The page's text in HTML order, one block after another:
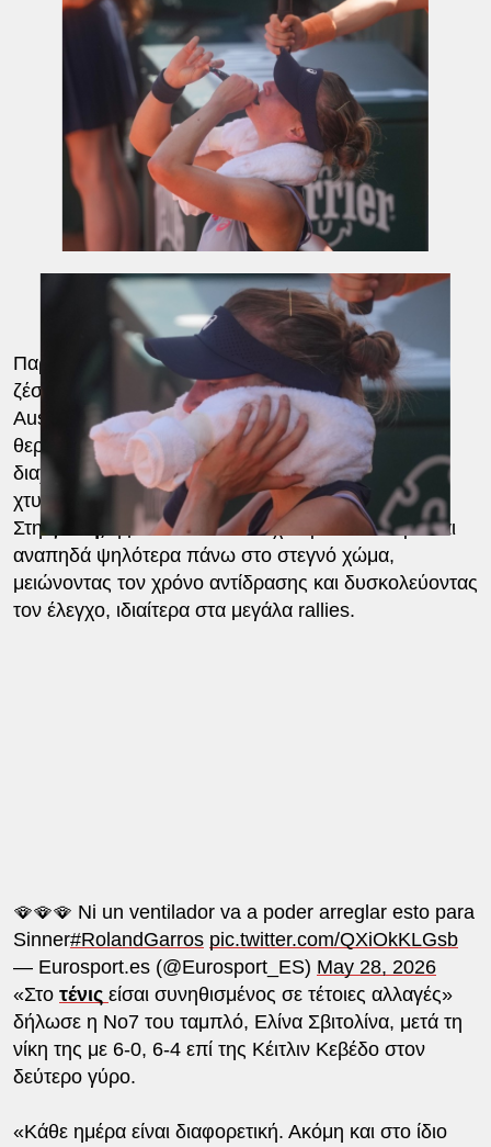
Παρότι οι συνθήκες δεν θυμίζουν την αποπνικτική
ζέστη που συναντούν συχνά οι αθλητές στο
Australian Open τον Ιανουάριο, οι υψηλές
θερμοκρασίες έχουν αυξήσει τις απαιτήσεις στη
διαχείριση δυνάμεων και στη σωστή επιλογή
χτυπημάτων.
Στη
η μπάλα κινείται ταχύτερα στον αέρα και
αναπηδά ψηλότερα πάνω στο στεγνό χώμα,
μειώνοντας τον χρόνο αντίδρασης και δυσκολεύοντας
τον έλεγχο, ιδιαίτερα στα μεγάλα rallies.
🪭🪭🪭 Ni un ventilador va a poder arreglar esto para
Sinner#RolandGarros pic.twitter.com/QXiOkKLGsb
— Eurosport.es (@Eurosport_ES) May 28, 2026
«Στο τένις είσαι συνηθισμένος σε τέτοιες αλλαγές»
δήλωσε η Νο7 του ταμπλό, Ελίνα Σβιτολίνα, μετά τη
νίκη της με 6-0, 6-4 επί της Κέιτλιν Κεβέδο στον
δεύτερο γύρο.
«Κάθε ημέρα είναι διαφορετική. Ακόμη και στο ίδιο